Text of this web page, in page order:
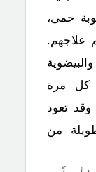
حمى،
علاجهم.
كل مرة
تعود
من